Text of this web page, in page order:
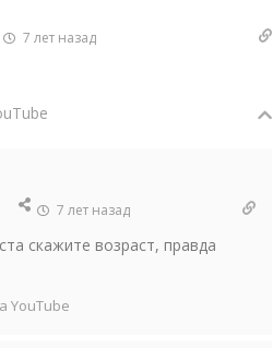
7 лет назад
7 лет назад
скажите возраст, правда
YouTube